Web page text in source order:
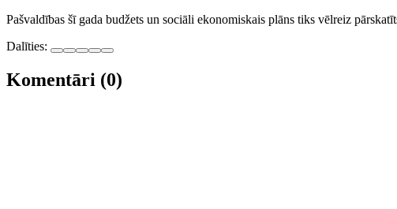
Pašvaldības šī gada budžets un sociāli ekonomiskais plāns tiks vēlreiz
Dalīties:
Komentāri (0)